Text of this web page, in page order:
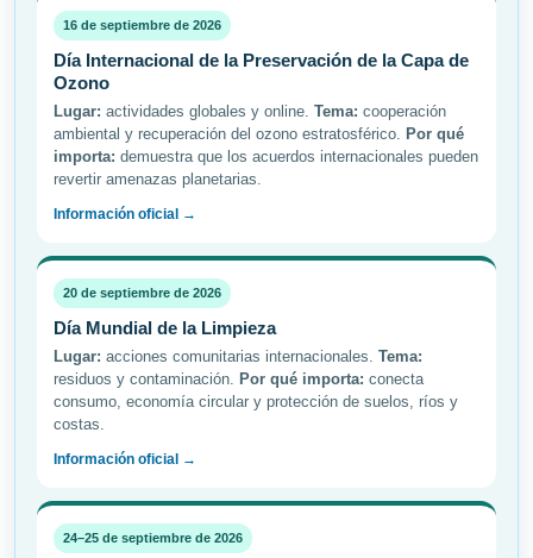
16 de septiembre de 2026
Día Internacional de la Preservación de la Capa de
Ozono
Lugar: actividades globales y online. Tema: cooperación
ambiental y recuperación del ozono estratosférico. Por qué
importa: demuestra que los acuerdos internacionales pueden
revertir amenazas planetarias.
Información oficial →
20 de septiembre de 2026
Día Mundial de la Limpieza
Lugar: acciones comunitarias internacionales. Tema:
residuos y contaminación. Por qué importa: conecta
consumo, economía circular y protección de suelos, ríos y
costas.
Información oficial →
24–25 de septiembre de 2026